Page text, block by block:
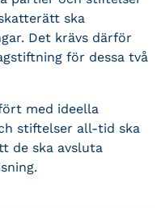
ska
Det krävs därför
för dessa två
med ideella
stiftelser all-tid ska
de ska avsluta